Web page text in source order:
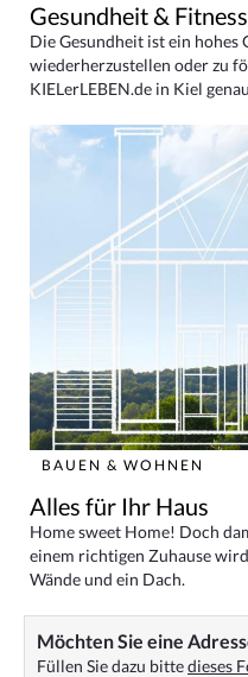
Gesundheit & Fitness
Die Gesundheit ist ein hohes
wiederherzustellen oder zu
KIELerLEBEN.de in Kiel
BAUEN & WOHNEN
Alles für Ihr Haus
Home sweet Home! Doch
einem richtigen Zuhause
Wände und ein Dach.
Möchten Sie eine
Füllen Sie dazu bittedieses